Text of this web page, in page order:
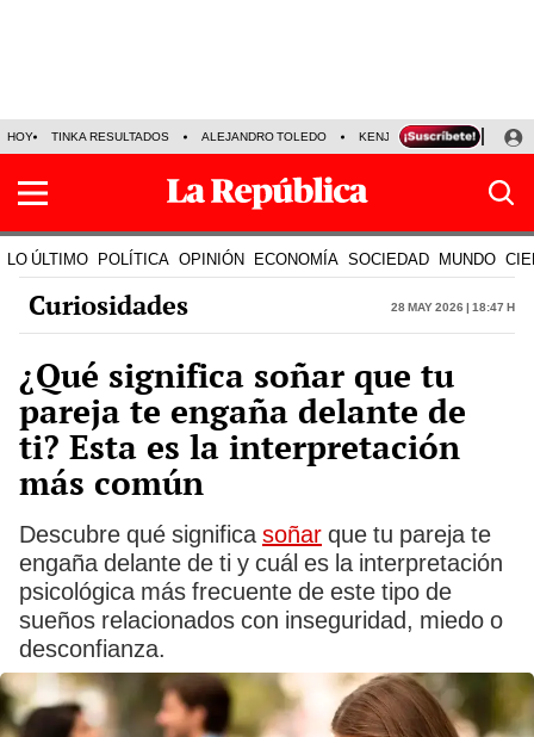
HOY TINKA RESULTADOS ALEJANDRO TOLEDO KENJI FUJIMORI
LO ÚLTIMO POLÍTICA OPINIÓN ECONOMÍA SOCIEDAD MUNDO
Curiosidades 28 May 2026 | 18:47 h
¿Qué significa soñar que tu
pareja te engaña delante de
ti? Esta es la interpretación
más común
Descubre qué significa soñar que tu pareja te
engaña delante de ti y cuál es la interpretación
psicológica más frecuente de este tipo de
sueños relacionados con inseguridad, miedo o
desconfianza.